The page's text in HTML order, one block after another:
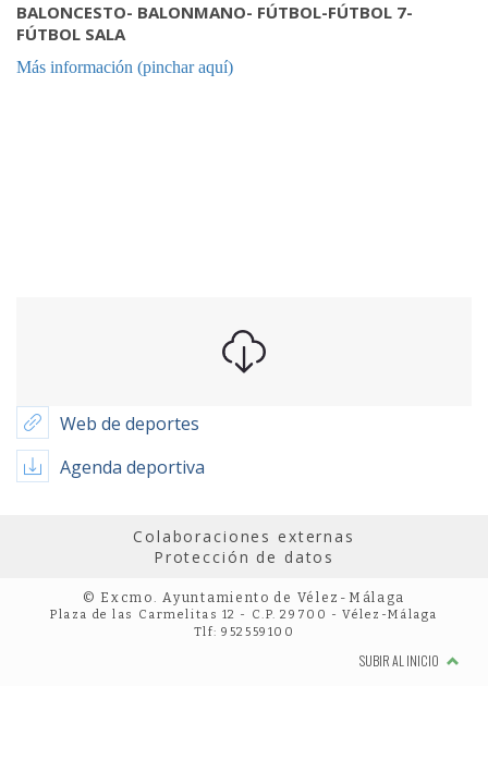
BALONCESTO- BALONMANO- FÚTBOL-FÚTBOL 7-
FÚTBOL SALA
Más información (pinchar aquí)
Web de deportes
Agenda deportiva
Colaboraciones externas
Protección de datos
© Excmo. Ayuntamiento de Vélez-Málaga
Plaza de las Carmelitas 12 - C.P. 29700 - Vélez-Málaga
Tlf: 952559100
SUBIR AL INICIO